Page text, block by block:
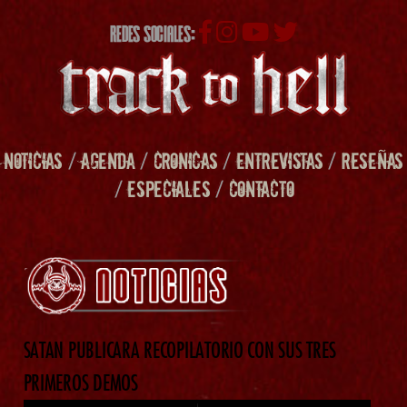
REDES SOCIALES:
NOTICIAS /AGENDA/ CRONICAS/ENTREVISTAS/RESEÑAS
/ESPECIALES/ CONTACTO
SATAN PUBLICARA RECOPILATORIO CON SUS TRES
PRIMEROS DEMOS